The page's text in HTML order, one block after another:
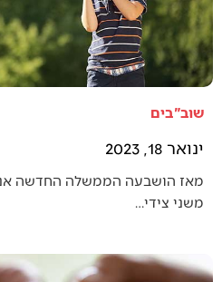
שוב"בים
ינואר 18, 2023
מאז הושבעה הממשלה החדשה
משני צידי…